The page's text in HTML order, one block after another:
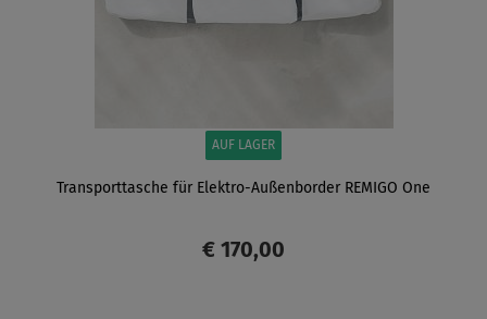
AUF LAGER
Transporttasche für Elektro-Außenborder REMIGO One
€ 170,00